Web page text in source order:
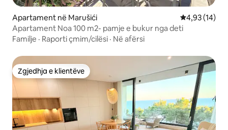
Apartament në Marušići Vlerësimi
4,93 (14)
Apartament Noa 100 m2- pamje e bukur nga deti
Familje · Raporti çmim/cilësi · Në afërsi
Zgjedhja e klientëve
Zgjedhja e klientëve